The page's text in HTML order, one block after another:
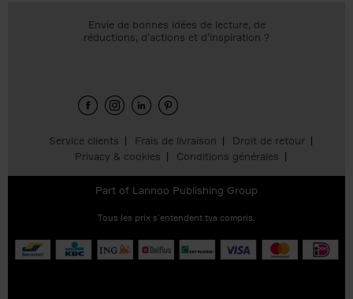
Service clients Frais de livraison
Droit de retour
Privacy & cookies
Conditions générales
Envie de bonnes idées de lecture, de
réductions, d’actions et d’inspiration ?
Part of Lannoo Publishing Group
Tous les prix s’entendent tva compris.